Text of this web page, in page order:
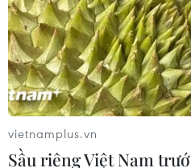
Chứng khoán Mỹ rời đỉnh
năng lượng leo thang
06/08/2026 23:58
vietnamplus.vn
Sầu riêng Việt Nam